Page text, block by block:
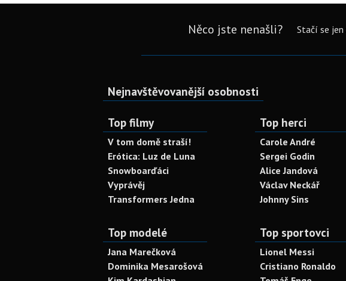
Něco jste nenašli? Stačí se jen
Nejnavštěvovanější osobnosti
Top filmy
V tom domě straší!
Erótica: Luz de Luna
Snowboarďáci
Vyprávěj
Transformers Jedna
Top herci
Carole André
Sergei Godin
Alice Jandová
Václav Neckář
Johnny Sins
Top modelé
Jana Marečková
Dominika Mesarošová
Top sportovci
Lionel Messi
Cristiano Ronaldo